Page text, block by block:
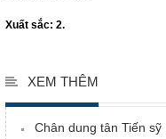
Xuất sắc: 2.
XEM THÊM
Chân dung tân Tiến sỹ